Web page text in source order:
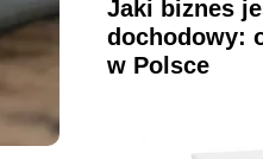
Jaki biznes
dochodowy:
w Polsce